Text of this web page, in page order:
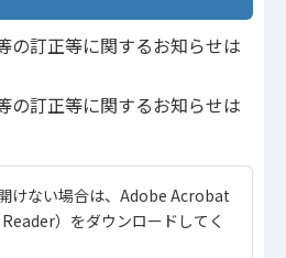
の訂正等に関するお知らせは
の訂正等に関するお知らせは
けない場合は、Adobe Acrobat
）をダウンロードしてく